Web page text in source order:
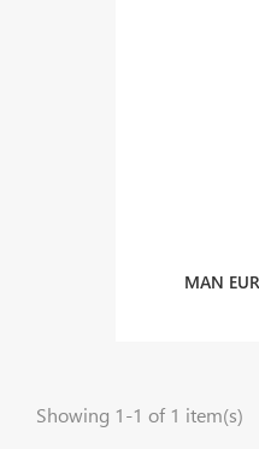
MAN
Showing 1-1 of 1 item(s)